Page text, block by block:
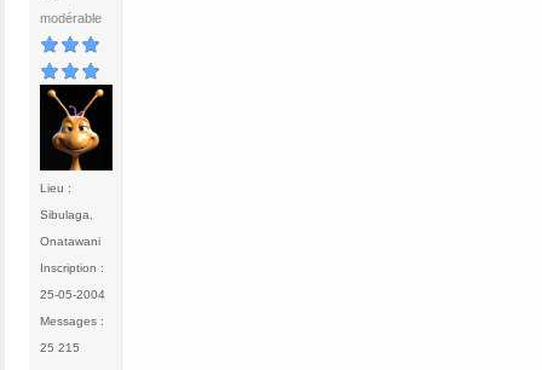
modérable
Lieu :
Sibulaga,
Onatawani
Inscription :
25-05-2004
Messages :
25 215